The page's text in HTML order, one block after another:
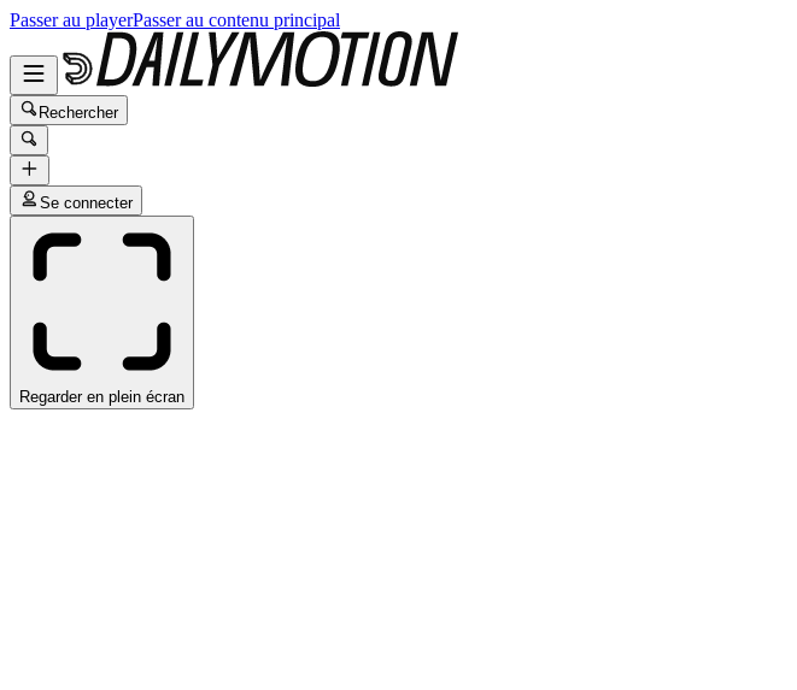
Passer au playerPasser au contenu principal
Rechercher
Se connecter
Regarder en plein écran